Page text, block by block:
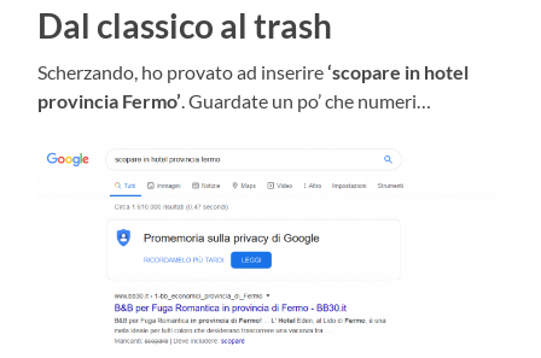
Dal classico al trash
Scherzando, ho provato ad inserire‘scopare in hotel
provincia Fermo’. Guardate un po’ che numeri…